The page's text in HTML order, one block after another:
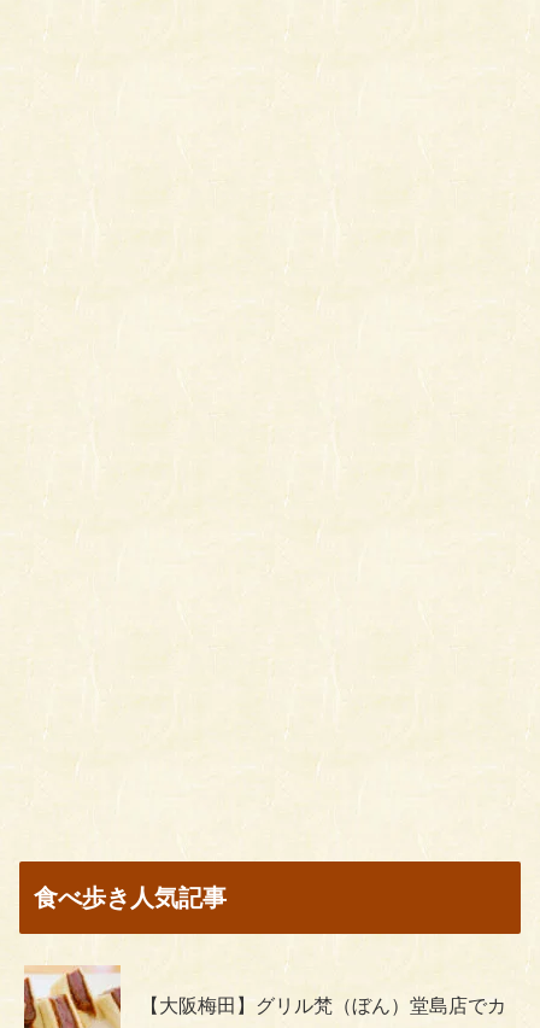
食べ歩き人気記事
【大阪梅田】グリル梵（ぼん）堂島店でカ